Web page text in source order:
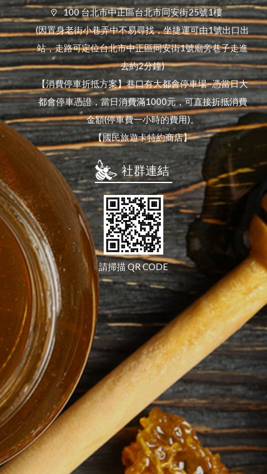
100 台北市中正區台北市同安街25號1樓
(因置身老街小巷弄中不易尋找，坐捷運可由1號出口出
站，走路可定位台北市中正區同安街1號廟旁巷子走進
去約2分鐘)
【消費停車折抵方案】巷口有大都會停車場~憑當日大
都會停車憑證，當日消費滿1000元，可直接折抵消費
金額(停車費一小時的費用)。
【國民旅遊卡特約商店】
社群連結
請掃描 QR CODE